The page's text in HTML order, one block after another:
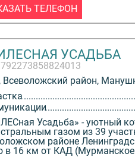
ТЕЛЕФОН
УСАДЬБА
район,
Усадьба» - уютный
газом из 39
районе
в 16 км от КАД